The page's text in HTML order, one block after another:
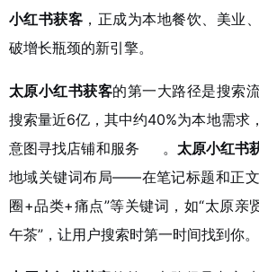
小红书获客 ，正成为本地餐饮、美业
破增长瓶颈的新引擎。
太原小红书获客的第一大路径是搜索
搜索量近6亿，其中约40%为本地需求
意图寻找店铺和服务
。 太原小红书
地域关键词布局——在笔记标题和正
圈+品类+痛点”等关键词，如“太原亲
午茶”，让用户搜索时第一时间找到你。